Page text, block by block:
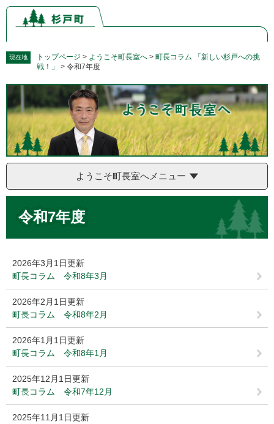
ペ
の
で
す。
メ
ー
ば
し
て
へ
現在地 トップページ > ようこそ町長室へ > 町長コラム 「新しい杉戸への挑
戦！」
> 令和7年度
ようこそ町長室へメニュー
令和7年度
2026年3月1日更新
町長コラム 令和8年3月
2026年2月1日更新
町長コラム 令和8年2月
2026年1月1日更新
町長コラム 令和8年1月
2025年12月1日更新
町長コラム 令和7年12月
2025年11月1日更新